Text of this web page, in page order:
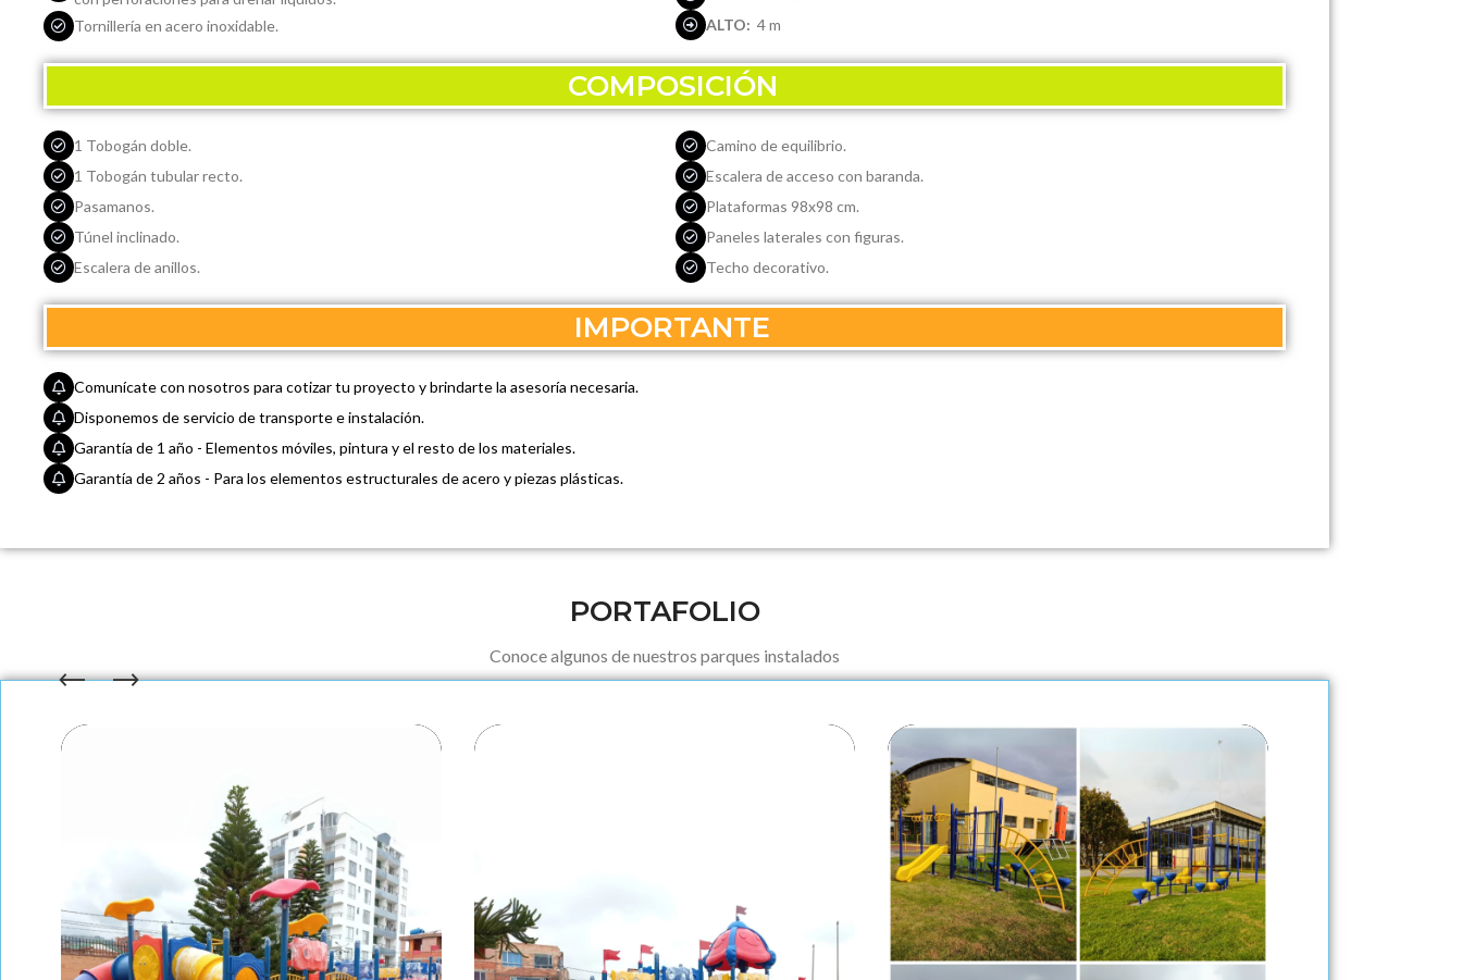
Tornillería en acero inoxidable.
ALTO: 4 m
COMPOSICIÓN
1 Tobogán doble.
1 Tobogán tubular recto.
Pasamanos.
Túnel inclinado.
Escalera de anillos.
Camino de equilibrio.
Escalera de acceso con baranda.
Plataformas 98x98 cm.
Paneles laterales con figuras.
Techo decorativo.
IMPORTANTE
Comunícate con nosotros para cotizar tu proyecto y brindarte la asesoría necesaria.
Disponemos de servicio de transporte e instalación.
Garantía de 1 año - Elementos móviles, pintura y el resto de los materiales.
Garantía de 2 años - Para los elementos estructurales de acero y piezas plásticas.
PORTAFOLIO
Conoce algunos de nuestros parques instalados